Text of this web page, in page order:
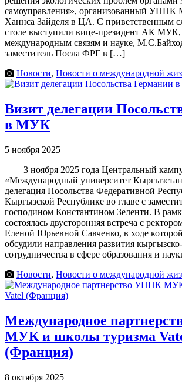
самоуправления», организованный
Ханнса Зайделя в ЦА. С приветственным
столе выступили вице-президент АК МУК,
международным связям и науке,
заместитель Посла ФРГ в […]
Новости, Новости о международной
Визит делегации
в МУК
5 ноября 2025
3 ноября 2025 года Центральный
«Международный университет
делегация Посольства Федеративной
Кыргызской Республике во главе с
господином Константином Зеленти. В
состоялась двусторонняя встреча с
Еленой Юрьевной Савченко, в ходе
обсудили направления развития
сотрудничества в сфере образования и
Новости, Новости о международной
Международное
МУК и школы туризма
(Франция)
8 октября 2025